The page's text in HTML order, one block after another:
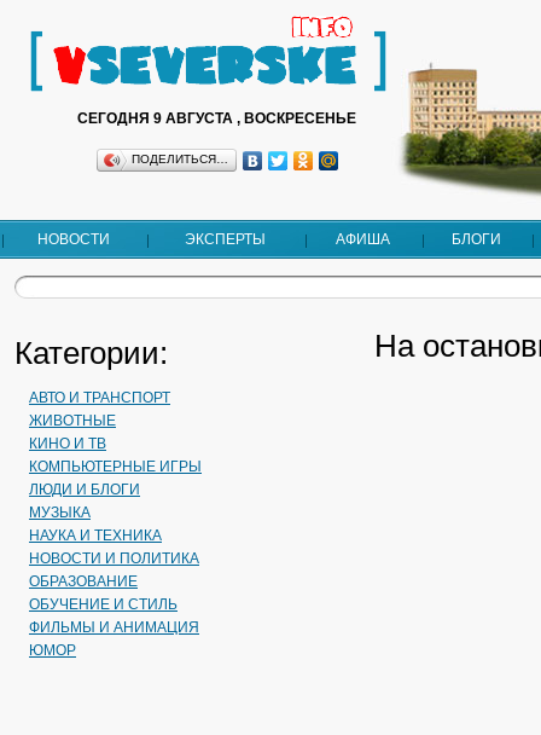
СЕГОДНЯ 9 АВГУСТА , ВОСКРЕСЕНЬЕ
ПОДЕЛИТЬСЯ…
НОВОСТИ ЭКСПЕРТЫ АФИША БЛОГИ
Категории:
АВТО И ТРАНСПОРТ
ЖИВОТНЫЕ
КИНО И ТВ
КОМПЬЮТЕРНЫЕ ИГРЫ
ЛЮДИ И БЛОГИ
МУЗЫКА
НАУКА И ТЕХНИКА
НОВОСТИ И ПОЛИТИКА
ОБРАЗОВАНИЕ
ОБУЧЕНИЕ И СТИЛЬ
ФИЛЬМЫ И АНИМАЦИЯ
ЮМОР
На